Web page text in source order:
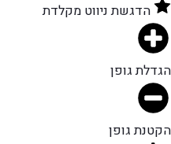
הדגשת ניווט מקלדת
הגדלת גופן
הקטנת גופן